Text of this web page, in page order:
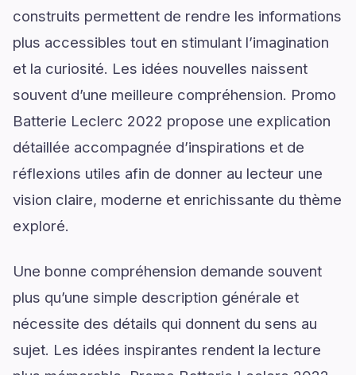
construits permettent de rendre les informations
plus accessibles tout en stimulant l’imagination
et la curiosité. Les idées nouvelles naissent
souvent d’une meilleure compréhension. Promo
Batterie Leclerc 2022 propose une explication
détaillée accompagnée d’inspirations et de
réflexions utiles afin de donner au lecteur une
vision claire, moderne et enrichissante du thème
exploré.
Une bonne compréhension demande souvent
plus qu’une simple description générale et
nécessite des détails qui donnent du sens au
sujet. Les idées inspirantes rendent la lecture